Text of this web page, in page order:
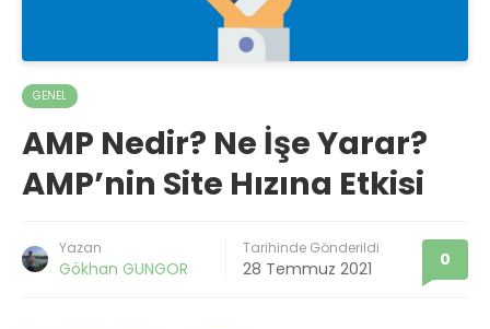
GENEL
AMP Nedir? Ne İşe Yarar?
AMP’nin Site Hızına Etkisi
Yazan
Gökhan GUNGOR
Tarihinde Gönderildi
28 Temmuz 2021 0